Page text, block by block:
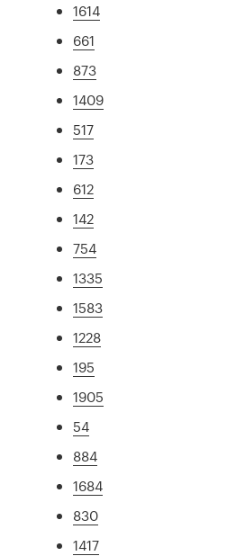
1614
661
873
1409
517
173
612
142
754
1335
1583
1228
195
1905
54
884
1684
830
1417